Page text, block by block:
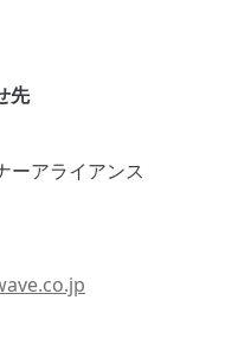
先
アライアンス